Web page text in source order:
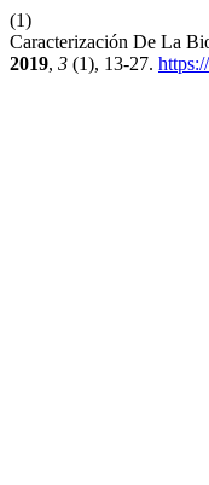
(1)
Caracterización De La
2019, 3 (1), 13-27.